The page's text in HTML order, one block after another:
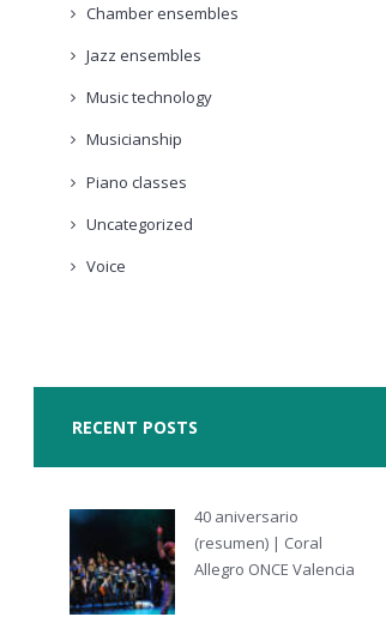
Chamber ensembles
Jazz ensembles
Music technology
Musicianship
Piano classes
Uncategorized
Voice
RECENT POSTS
40 aniversario
(resumen) | Coral
Allegro ONCE Valencia